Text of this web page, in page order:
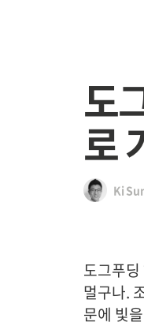
도
로
Ki
도그푸
멀구나.
문에 빛